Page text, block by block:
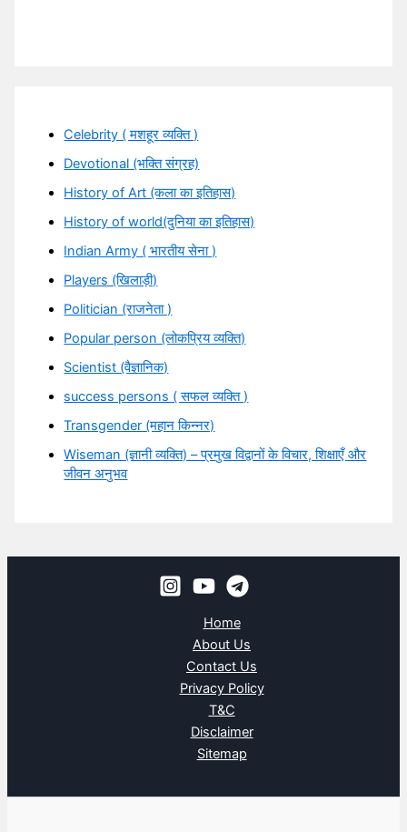
Celebrity ( मशहूर व्यक्ति )
Devotional (भक्ति संग्रह)
History of Art (कला का इतिहास)
History of world(दुनिया का इतिहास)
Indian Army ( भारतीय सेना )
Players (खिलाड़ी)
Politician (राजनेता )
Popular person (लोकप्रिय व्यक्ति)
Scientist (वैज्ञानिक)
success persons ( सफल व्यक्ति )
Transgender (महान किन्नर)
Wiseman (ज्ञानी व्यक्ति) – प्रमुख विद्वानों के विचार, शिक्षाएँ और
जीवन अनुभव
Home
About Us
Contact Us
Privacy Policy
T&C
Disclaimer
Sitemap